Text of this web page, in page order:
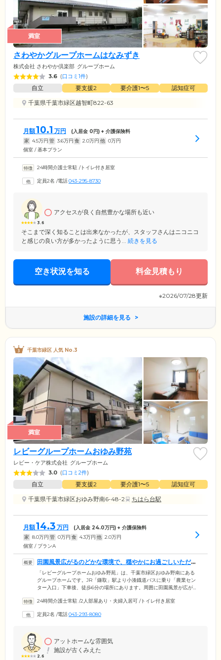
満室
さわやかグループホームはなみずき
株式会社 さわやか倶楽部 グループホーム
3.6 (口コミ1件)
自立 要支援2 要介護1〜5
認知症可
千葉県千葉市緑区越智町822-63
月額10.1 万円 (入居金 0円) + 介護保険料
家 4.5万円 管 3.6万円 食 2.0万円 他 0万円
個室 / 基本プラン
24時間介護士常駐 /トイレ付き居室
定員2名 /電話043-295-8730
3.6
アクセスが良く自然豊かな場所も近い
そこまで深く知ることは出来なかったが、スタッフさんはニコニコ
と感じの良い方が多かったように思う... 続きを見る
空き状況を知る 料金見積もり
※2026/07/28更新
施設の詳細を見る
千葉市緑区 人気 No.3
満室
レビーグループホームおゆみ野苑
レビー・ケア株式会社 グループホーム
3.0 (口コミ2件)
自立 要支援2 要介護1〜5
認知症可
千葉県千葉市緑区おゆみ野南6-48-2
ちはら台駅
月額14.3 万円 (入居金 24.0万円) + 介護保険料
家 8.0万円 管 0万円 食 4.3万円 他 2.0万円
個室 / プランA
田園風景広がるのどかな環境で、穏やかにお過ごしいただけ
ます
「レビーグループホームおゆみ野苑」は、千葉市緑区おゆみ野南にある
グループホームです。JR「鎌取」駅より小湊鐡道バスに乗り「農業セン
ター入口」下車後、徒歩6分の場所にあります。周囲に田園風景が広がる
ご入居対象は千葉市にお住まいで、要支援2または要介護1から5の認定と
でなくても、ご家族さまが千葉市在住であればご入居いただけます。ぜ
ます。
24時間介護士常駐 /2人部屋あり・夫婦入居可 /トイレ付き居室
定員2名 /電話043-293-8080
2.6
アットホームな雰囲気
施設が古くみえた